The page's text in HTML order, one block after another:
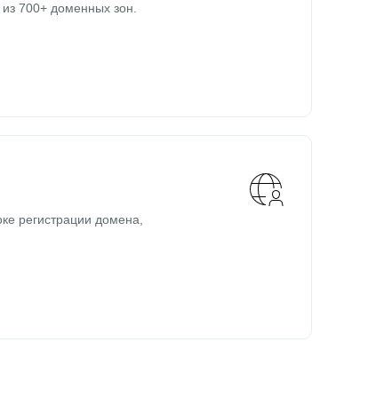
700+ доменных зон.
регистрации домена,